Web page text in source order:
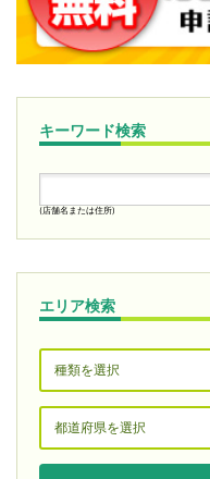
キーワード検索
(店舗名または住所)
エリア検索